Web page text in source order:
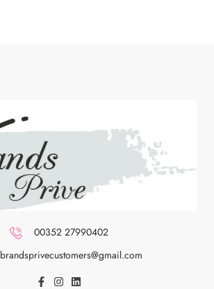
00352 27990402
brandsprivecustomers@gmail.com